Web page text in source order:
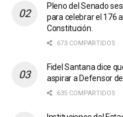
Pleno del Senado
para celebrar el 176
Constitución.
673 COMPARTIDOS
Fidel Santana dice
aspirar a Defensor
635 COMPARTIDOS